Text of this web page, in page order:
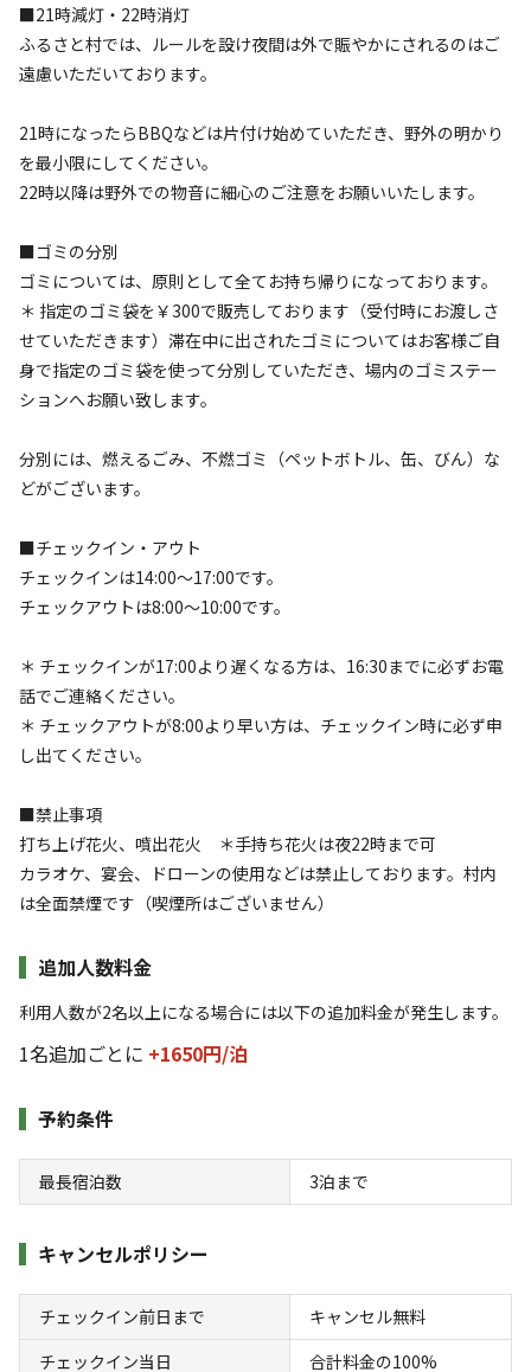
■21時減灯・22時消灯
ふるさと村では、ルールを設け夜間は外で賑やかにされるのはご
遠慮いただいております。
21時になったらBBQなどは片付け始めていただき、野外の明かり
を最小限にしてください。
22時以降は野外での物音に細心のご注意をお願いいたします。
■ゴミの分別
ゴミについては、原則として全てお持ち帰りになっております。
＊ 指定のゴミ袋を￥300で販売しております（受付時にお渡しさ
せていただきます）滞在中に出されたゴミについてはお客様ご自
身で指定のゴミ袋を使って分別していただき、場内のゴミステー
ションへお願い致します。
分別には、燃えるごみ、不燃ゴミ（ペットボトル、缶、びん）な
どがございます。
■チェックイン・アウト
チェックインは14:00〜17:00です。
チェックアウトは8:00〜10:00です。
＊ チェックインが17:00より遅くなる方は、16:30までに必ずお電
話でご連絡ください。
＊ チェックアウトが8:00より早い方は、チェックイン時に必ず申
し出てください。
■禁止事項
打ち上げ花火、噴出花火 ＊手持ち花火は夜22時まで可
カラオケ、宴会、ドローンの使用などは禁止しております。村内
は全面禁煙です（喫煙所はございません）
追加人数料金
利用人数が2名以上になる場合には以下の追加料金が発生します。
1名追加ごとに +1650円/泊
予約条件
最長宿泊数 3泊まで
キャンセルポリシー
チェックイン前日まで
キャンセル無料
チェックイン当日
合計料金の100%
利用タイプ
チェックイン チェックアウト
利用人数
検索対象
キャンプサイト（10件）
宿泊 フリーサイト
フリーサイト①
AC電
源
地面: 土 定員: 5名
料金目安：3,850円/泊
宿泊 フリーサイト
フリーサイト⑥
AC電 車両乗り ペット同 リードフ